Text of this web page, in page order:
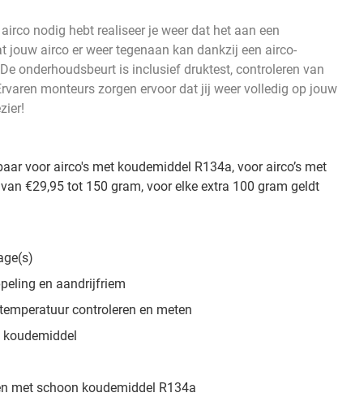
nodig hebt realiseer je weer dat het aan een
jouw airco er weer tegenaan kan dankzij een airco-
onderhoudsbeurt is inclusief druktest, controleren van
monteurs zorgen ervoor dat jij weer volledig op jouw
voor airco's met koudemiddel R134a, voor airco’s met
€29,95 tot 150 gram, voor elke extra 100 gram geldt
en aandrijfriem
controleren en meten
koudemiddel
met schoon koudemiddel R134a